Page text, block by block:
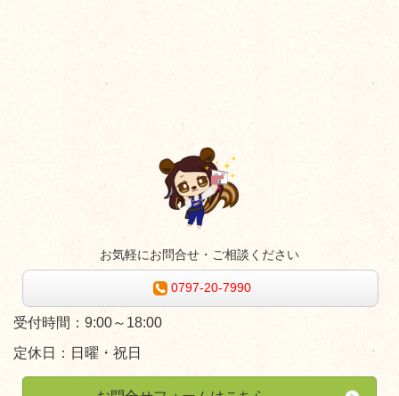
お気軽にお問合せ・ご相談ください
0797-20-7990
受付時間：9:00～18:00
定休日：日曜・祝日